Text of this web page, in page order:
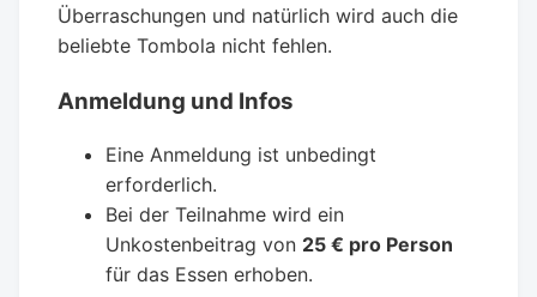
Überraschungen und natürlich wird auch die
beliebte Tombola nicht fehlen.
Anmeldung und Infos
Eine Anmeldung ist unbedingt
erforderlich.
Bei der Teilnahme wird ein
Unkostenbeitrag von 25 € pro Person
für das Essen erhoben.